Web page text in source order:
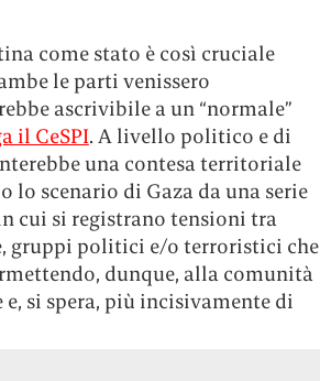
come stato è così cruciale
le parti venissero
ascrivibile a un “normale”
il CeSPI. A livello politico e di
una contesa territoriale
scenario di Gaza da una serie
cui si registrano tensioni tra
gruppi politici e/o terroristici che
dunque, alla comunità
si spera, più incisivamente di